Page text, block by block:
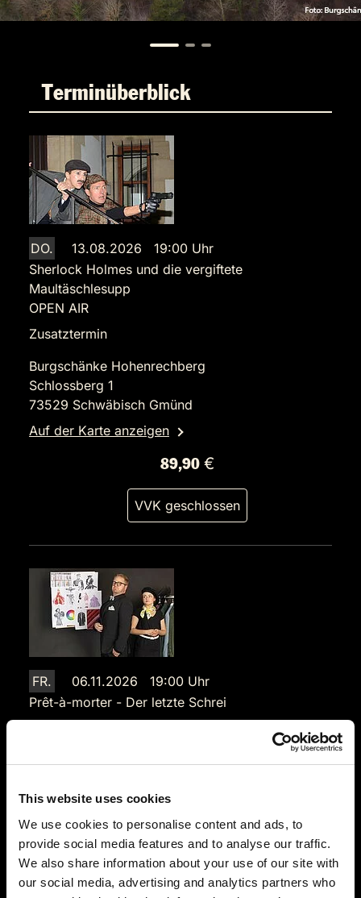
This website uses cookies
We use cookies to personalise content and ads, to
provide social media features and to analyse our traffic.
We also share information about your use of our site with
our social media, advertising and analytics partners who
Terminüberblick
DO.
13.08.2026 19:00 Uhr
Sherlock Holmes und die vergiftete
Maultäschlesupp
OPEN AIR
Zusatztermin
Burgschänke Hohenrechberg
Schlossberg 1
73529 Schwäbisch Gmünd
Auf der Karte anzeigen
89,90 €
VVK geschlossen
FR.
06.11.2026 19:00 Uhr
Prêt-à-morter - Der letzte Schrei
Auf der Karte anzeigen
89,90 €
Tickets kaufen